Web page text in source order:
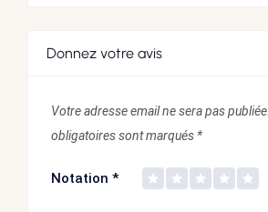
Donnez votre avis
Votre adresse email ne sera pas publiée.
obligatoires sont marqués *
Notation *